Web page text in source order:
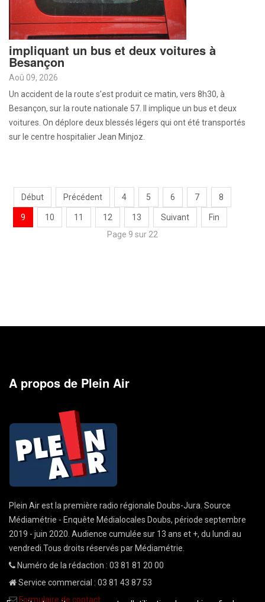
impliquant un bus et deux voitures à
Besançon
Aoû 09, 2026
Un accident de la route s’est produit ce matin, vers 8h30, à
Besançon, sur la route nationale 57. Il implique un bus et deux
voitures. On déplore deux blessés légers qui ont été transportés
sur le centre hospitalier Jean Minjoz.
Début Précédent 4 5 6 7 8
9 10 11 12 13 Suivant
Fin
Page 9 sur 22
A propos de Plein Air
Plein Air est la première radio régionale Doubs-Jura. Source
Médiamétrie - Enquête Médialocales Doubs, période septembre
2019 - juin 2020. Audience cumulée sur 13 ans et +, du lundi au
vendredi.Tous droits réservés par Médiamétrie.
Numéro de la rédaction : 03 81 81 20 00
Service commercial : 03 81 43 87 53
Formulaire de contact